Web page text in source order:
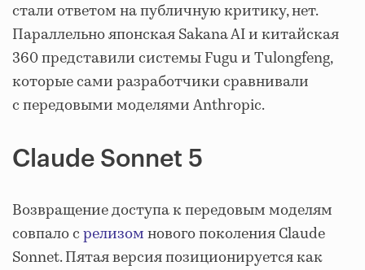
стали ответом на публичную критику, нет.
Параллельно японская Sakana AI и китайская
360 представили системы Fugu и Tulongfeng,
которые сами разработчики сравнивали
с передовыми моделями Anthropic.
Claude Sonnet 5
Возвращение доступа к передовым моделям
совпало срелизомнового поколения Claude
Sonnet. Пятая версия позиционируется как